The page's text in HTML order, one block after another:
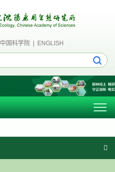
中国科学院| ENGLISH